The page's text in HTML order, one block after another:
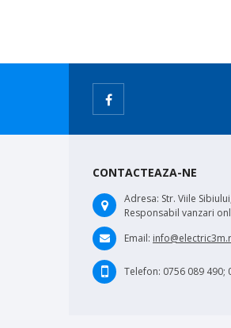
CONTACTEAZA-NE
Adresa: Str. Viile
Responsabil vanzari
Email:
Telefon: 0756 089 490;